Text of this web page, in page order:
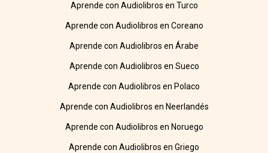
Aprende con Audiolibros en Turco
Aprende con Audiolibros en Coreano
Aprende con Audiolibros en Árabe
Aprende con Audiolibros en Sueco
Aprende con Audiolibros en Polaco
Aprende con Audiolibros en Neerlandés
Aprende con Audiolibros en Noruego
Aprende con Audiolibros en Griego